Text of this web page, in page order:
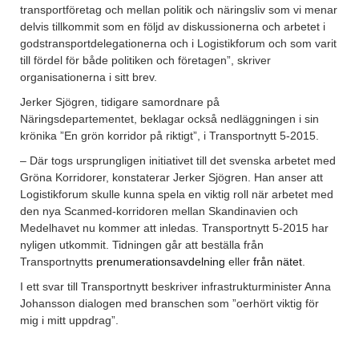
transportföretag och mellan politik och näringsliv som vi menar
delvis tillkommit som en följd av diskussionerna och arbetet i
godstransportdelegationerna och i Logistikforum och som varit
till fördel för både politiken och företagen”, skriver
organisationerna i sitt brev.
Jerker Sjögren, tidigare samordnare på
Näringsdepartementet, beklagar också nedläggningen i sin
krönika ”En grön korridor på riktigt”, i Transportnytt 5-2015.
– Där togs ursprungligen initiativet till det svenska arbetet med
Gröna Korridorer, konstaterar Jerker Sjögren. Han anser att
Logistikforum skulle kunna spela en viktig roll när arbetet med
den nya Scanmed-korridoren mellan Skandinavien och
Medelhavet nu kommer att inledas. Transportnytt 5-2015 har
nyligen utkommit. Tidningen går att beställa från
Transportnytts prenumerationsavdelning eller från nätet
I ett svar till Transportnytt beskriver infrastrukturminister Anna
Johansson dialogen med branschen som ”oerhört viktig för
mig i mitt uppdrag”.